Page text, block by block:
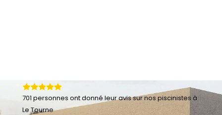
701 personnes ont donné leuravis sur nos piscinistes à
Le Tourne